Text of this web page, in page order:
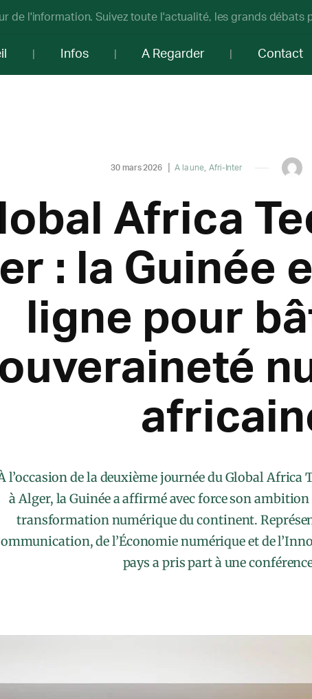
de l'information. Suivez toute l'actualité, les grands débats
Infos A Regarder Contact
30 mars 2026 A la une Afri-Inter
Africa
: la Guinée
ligne pour
l’occasion de la deuxième journée du Global
à Alger, la Guinée a affirmé avec force son
transformation numérique du continent.
de l’Économie numérique et de
pays a pris part à une